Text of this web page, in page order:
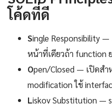
โค้ดที่ดี
Single Responsibility
หน้าที่เดียวถ้า function
Open/Closed — เปิดส
modification ใช้
Liskov Substitution —